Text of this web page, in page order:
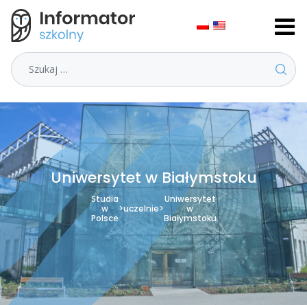
Szukaj
Uniwersytet w Białymstoku
Studia
w
Polsce
>uczelnie>
Uniwersytet
w
Białymstoku